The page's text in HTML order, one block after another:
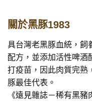
關於黑豚1983
具台灣老黑豚血統，飼
配方，並添加活性啤酒
打疫苗，因此肉質完熟
豚最佳代表。
《遠見雜誌－稀有黑豬